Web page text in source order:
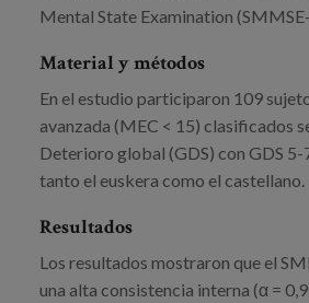
Mental State Examination
Material y métodos
En el estudio participaron 109
avanzada (MEC < 15) clasificados
Deterioro global (GDS) con GDS 5-
tanto el euskera como el castellano.
Resultados
Los resultados mostraron que el
una alta consistencia interna (α =